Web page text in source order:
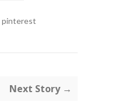
pinterest
Next Story →